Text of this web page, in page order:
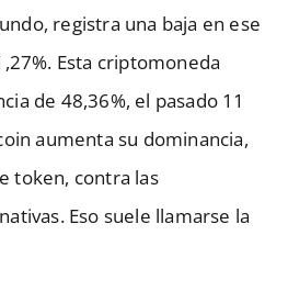
registra una baja en ese
Esta criptomoneda
de 48,36%, el pasado 11
aumenta su dominancia,
token, contra las
Eso suele llamarse la